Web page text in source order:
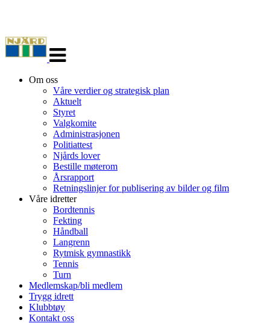
navigasjon
Om oss
Våre verdier og strategisk plan
Aktuelt
Styret
Valgkomite
Administrasjonen
Politiattest
Njårds lover
Bestille møterom
Årsrapport
Retningslinjer for publisering av bilder og film
Våre idretter
Bordtennis
Fekting
Håndball
Langrenn
Rytmisk gymnastikk
Tennis
Turn
Medlemskap/bli medlem
Trygg idrett
Klubbtøy
Kontakt oss